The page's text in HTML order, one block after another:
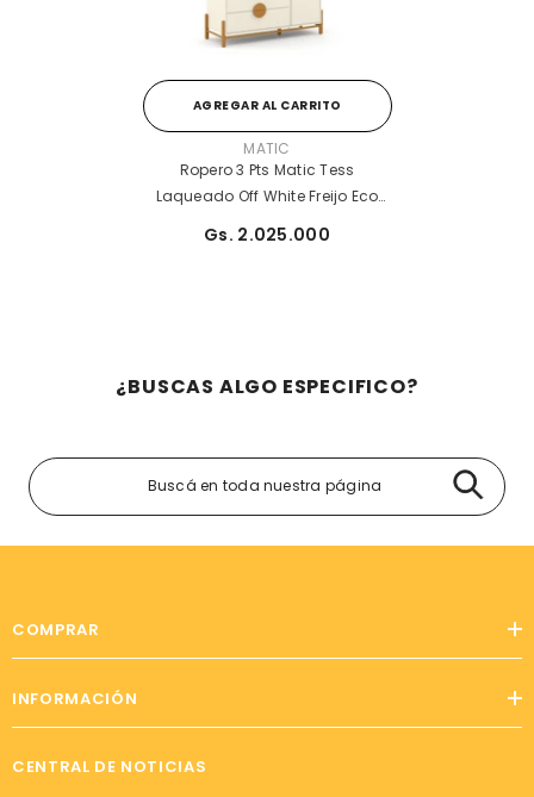
AGREGAR AL CARRITO
MATIC
Ropero 3 Pts Matic Tess
Laqueado Off White Freijo Eco
Wood
Gs. 2.025.000
¿BUSCAS ALGO ESPECIFICO?
COMPRAR
INFORMACIÓN
CENTRAL DE NOTICIAS